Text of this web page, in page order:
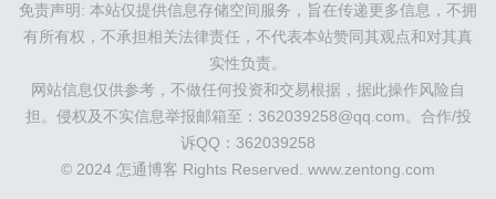
免责声明: 本站仅提供信息存储空间服务，旨在传递更多信息，不拥
有所有权，不承担相关法律责任，不代表本站赞同其观点和对其真
实性负责。
网站信息仅供参考，不做任何投资和交易根据，据此操作风险自
担。侵权及不实信息举报邮箱至：362039258@qq.com。合作/投
诉QQ：362039258
© 2024 怎通博客 Rights Reserved. www.zentong.com